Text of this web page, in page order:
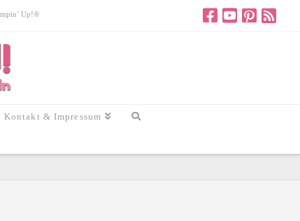
Up!®
Kontakt & Impressum